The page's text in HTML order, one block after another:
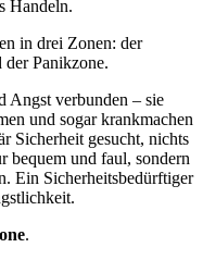
Handeln.
in drei Zonen: der
Panikzone.
Angst verbunden – sie
und sogar krankmachen
Sicherheit gesucht, nichts
und faul, sondern
Ein Sicherheitsbedürftiger
.